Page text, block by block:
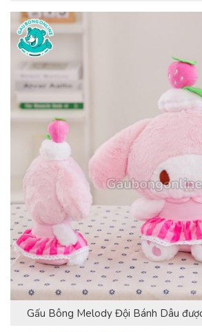
Gấu Bông Melody Đội Bánh Dâu